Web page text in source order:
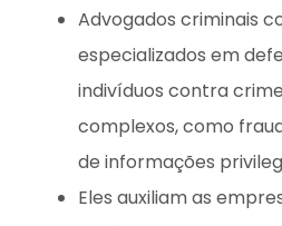
Advogados criminais
especializados em
indivíduos contra
complexos, como
de informações
Eles auxiliam as